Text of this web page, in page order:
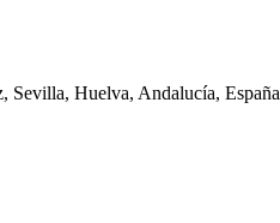
Sevilla, Huelva, Andalucía, España